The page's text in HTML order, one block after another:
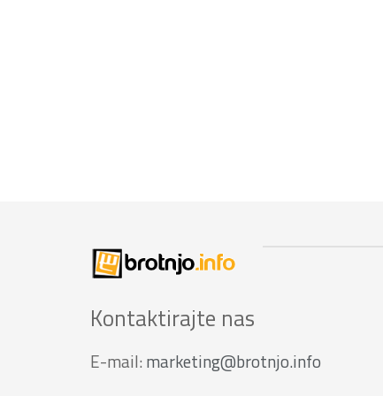
Kontaktirajte nas
E-mail: marketing@brotnjo.info